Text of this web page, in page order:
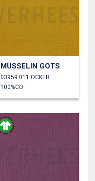
MUSSELIN GOTS
03959.011 OCKER
100%CO